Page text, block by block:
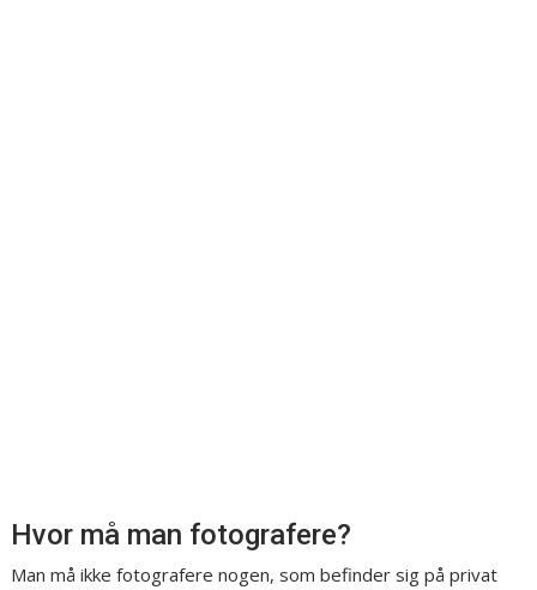
Hvor må man fotografere?
Man må ikke fotografere nogen, som befinder sig på privat